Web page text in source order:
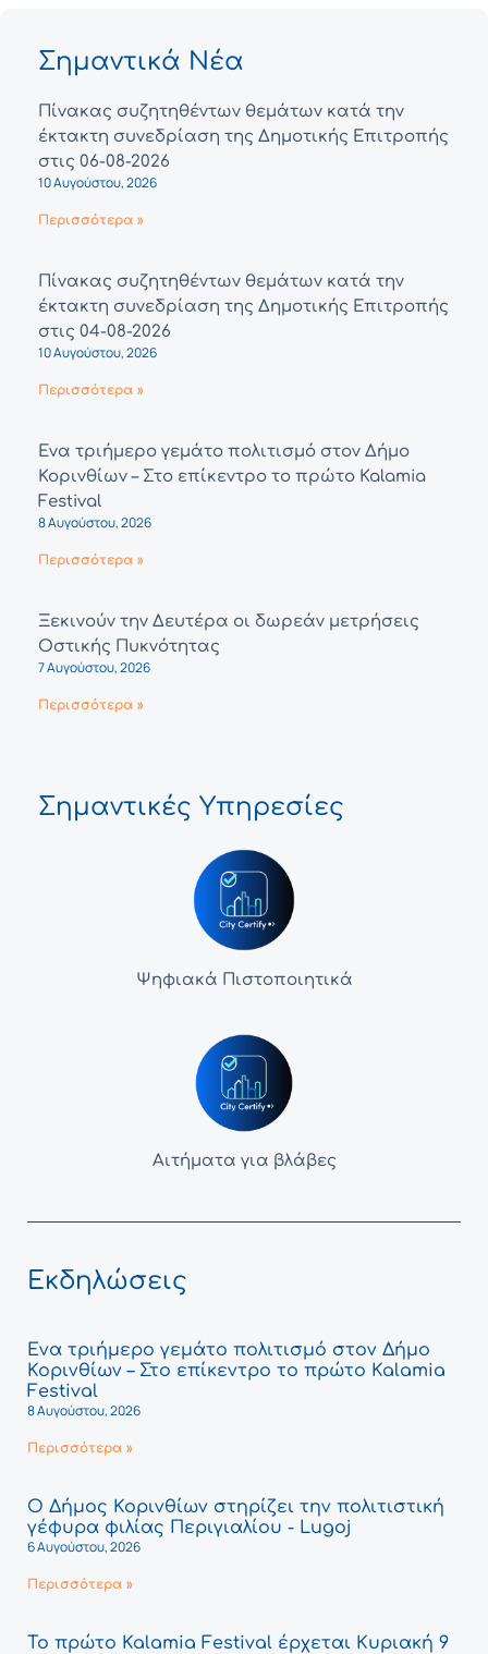
Σημαντικά Νέα
Πίνακας συζητηθέντων θεμάτων κατά την
έκτακτη συνεδρίαση της Δημοτικής Επιτροπής
στις 06-08-2026
10 Αυγούστου, 2026
Περισσότερα »
Πίνακας συζητηθέντων θεμάτων κατά την
έκτακτη συνεδρίαση της Δημοτικής Επιτροπής
στις 04-08-2026
10 Αυγούστου, 2026
Περισσότερα »
Ένα τριήμερο γεμάτο πολιτισμό στον Δήμο
Κορινθίων – Στο επίκεντρο το πρώτο Kalamia
Festival
8 Αυγούστου, 2026
Περισσότερα »
Ξεκινούν την Δευτέρα οι δωρεάν μετρήσεις
Οστικής Πυκνότητας
7 Αυγούστου, 2026
Περισσότερα »
Σημαντικές Υπηρεσίες
Ψηφιακά Πιστοποιητικά
Αιτήματα για βλάβες
Εκδηλώσεις
Ένα τριήμερο γεμάτο πολιτισμό στον Δήμο
Κορινθίων – Στο επίκεντρο το πρώτο Kalamia
Festival
8 Αυγούστου, 2026
Περισσότερα »
Ο Δήμος Κορινθίων στηρίζει την πολιτιστική
γέφυρα φιλίας Περιγιαλίου - Lugoj
6 Αυγούστου, 2026
Περισσότερα »
Το πρώτο Kalamia Festival έρχεται Κυριακή 9